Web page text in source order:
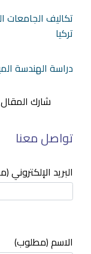
تكاليف الجامعات
تركيا
دراسة الهندسة
شارك
تواصل معنا
البريد
الاسم (مطلوب)